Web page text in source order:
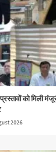
को मिली
2026